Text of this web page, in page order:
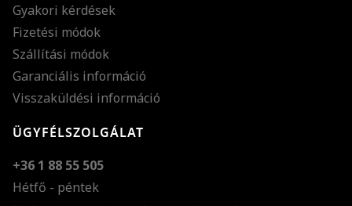
Gyakori kérdések
Fizetési módok
Szállítási módok
Garanciális információ
Visszaküldési információ
ÜGYFÉLSZOLGÁLAT
+36 1 88 55 505
Hétfő - péntek